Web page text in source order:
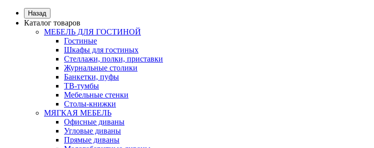
Назад
Каталог товаров
МЕБЕЛЬ ДЛЯ ГОСТИНОЙ
Гостиные
Шкафы для гостиных
Стеллажи, полки, приставки
Журнальные столики
Банкетки, пуфы
ТВ-тумбы
Мебельные стенки
Столы-книжки
МЯГКАЯ МЕБЕЛЬ
Офисные диваны
Угловые диваны
Прямые диваны